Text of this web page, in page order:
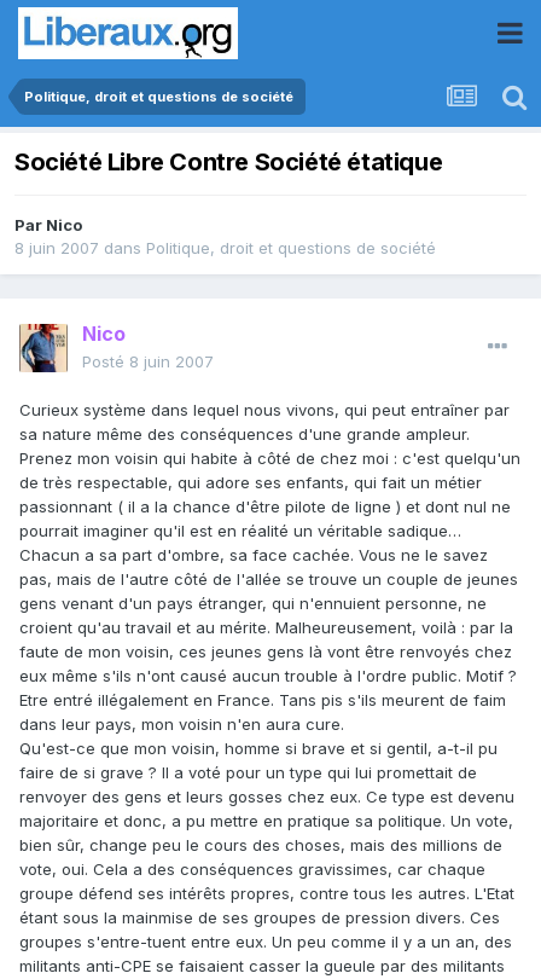
Politique, droit et questions de société
Société Libre Contre Société étatique
Par Nico
8 juin 2007 dans Politique, droit et questions de société
Nico
Posté 8 juin 2007
Curieux système dans lequel nous vivons, qui peut entraîner par
sa nature même des conséquences d'une grande ampleur.
Prenez mon voisin qui habite à côté de chez moi : c'est quelqu'un
de très respectable, qui adore ses enfants, qui fait un métier
passionnant ( il a la chance d'être pilote de ligne ) et dont nul ne
pourrait imaginer qu'il est en réalité un véritable sadique…
Chacun a sa part d'ombre, sa face cachée. Vous ne le savez
pas, mais de l'autre côté de l'allée se trouve un couple de jeunes
gens venant d'un pays étranger, qui n'ennuient personne, ne
croient qu'au travail et au mérite. Malheureusement, voilà : par la
faute de mon voisin, ces jeunes gens là vont être renvoyés chez
eux même s'ils n'ont causé aucun trouble à l'ordre public. Motif ?
Etre entré illégalement en France. Tans pis s'ils meurent de faim
dans leur pays, mon voisin n'en aura cure.
Qu'est-ce que mon voisin, homme si brave et si gentil, a-t-il pu
faire de si grave ? Il a voté pour un type qui lui promettait de
renvoyer des gens et leurs gosses chez eux. Ce type est devenu
majoritaire et donc, a pu mettre en pratique sa politique. Un vote,
bien sûr, change peu le cours des choses, mais des millions de
vote, oui. Cela a des conséquences gravissimes, car chaque
groupe défend ses intérêts propres, contre tous les autres. L'Etat
étant sous la mainmise de ses groupes de pression divers. Ces
groupes s'entre-tuent entre eux. Un peu comme il y a un an, des
militants anti-CPE se faisaient casser la gueule par des militants